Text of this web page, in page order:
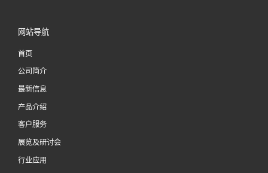
网站导航
首页
公司简介
最新信息
产品介绍
客户服务
展览及研讨会
行业应用